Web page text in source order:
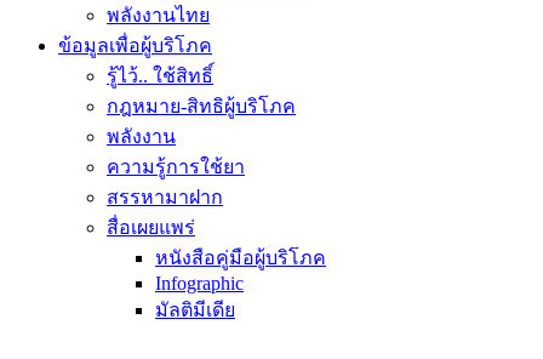
พลังงานไทย
ข้อมูลเพื่อผู้บริโภค
รู้ไว้.. ใช้สิทธิ์
กฎหมาย-สิทธิผู้บริโภค
พลังงาน
ความรู้การใช้ยา
สรรหามาฝาก
สื่อเผยแพร่
หนังสือคู่มือผู้บริโภค
Infographic
มัลติมีเดีย